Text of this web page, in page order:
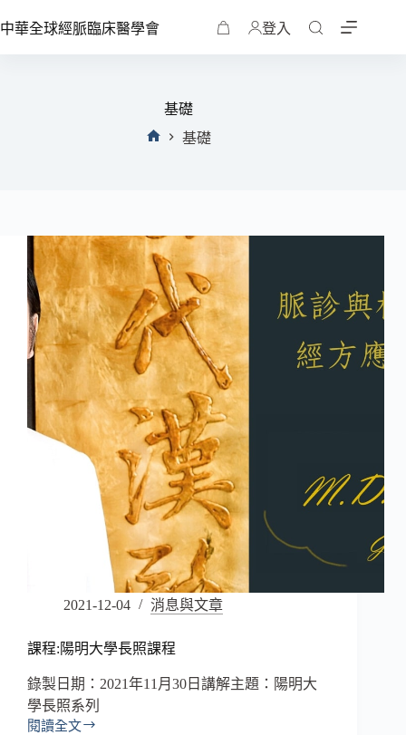
中華全球經脈臨床醫學會 登入
基礎
基礎
2021-12-04 消息與文章
課程:陽明大學長照課程
錄製日期：2021年11月30日講解主題：陽明大
學長照系列
閱讀全文